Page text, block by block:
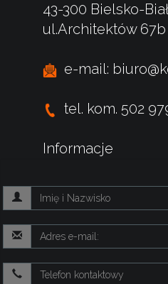
43-300 Bielsko-
ul.Architektów 67b
e-mail:
tel. kom. 502
Informacje